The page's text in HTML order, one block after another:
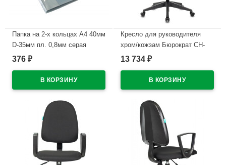
Папка на 2-х кольцах А4 40мм
D-35мм пл. 0,8мм серая
Бюрократ с карм.
376 ₽
Кресло для руководителя
хром/кожзам Бюрократ CH-
608 черный
13 734 ₽